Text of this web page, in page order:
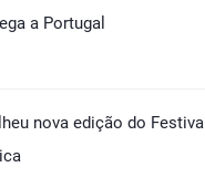
a Portugal
nova edição do Festival